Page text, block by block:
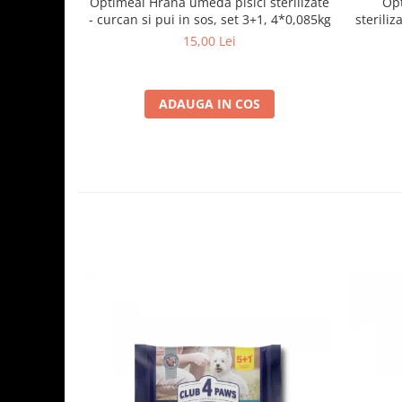
- curcan si pui in sos, set 3+1, 4*0,085kg
15,00 Lei
ADAUGA IN COS